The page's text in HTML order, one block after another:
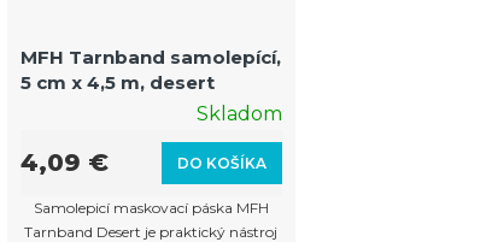
MFH Tarnband samolepící,
5 cm x 4,5 m, desert
Skladom
DO KOŠÍKA
4,09 €
Samolepicí maskovací páska MFH
Tarnband Desert je praktický nástroj